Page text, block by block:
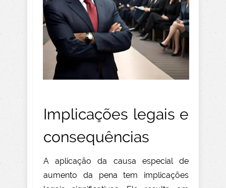
Implicações legais e
consequências
A aplicação da causa especial de
aumento da pena tem implicações